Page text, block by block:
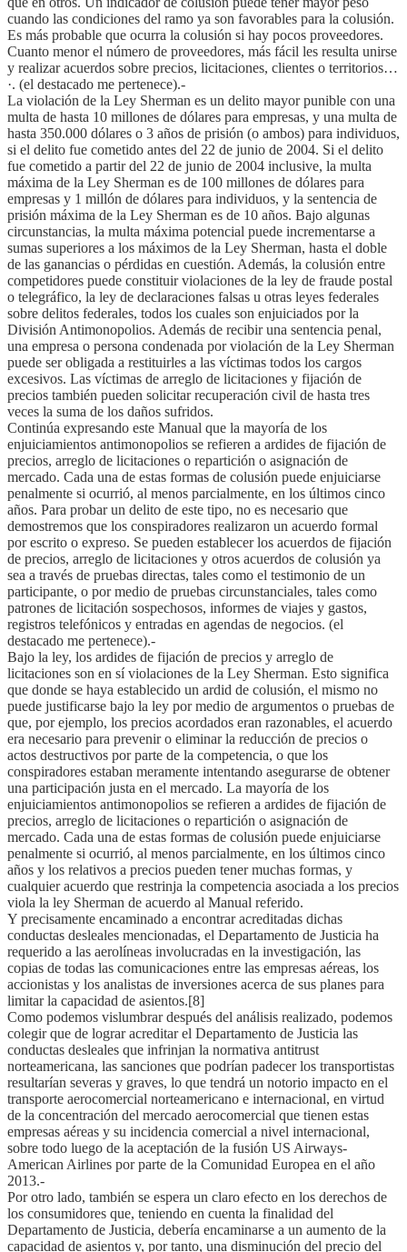
cuando las condiciones del ramo ya son favorables para la colusión.
Es más probable que ocurra la colusión si hay pocos proveedores.
Cuanto menor el número de proveedores, más fácil les resulta unirse
y realizar acuerdos sobre precios, licitaciones, clientes o territorios…
·. (el destacado me pertenece).-
La violación de la Ley Sherman es un delito mayor punible con una
multa de hasta 10 millones de dólares para empresas, y una multa de
hasta 350.000 dólares o 3 años de prisión (o ambos) para individuos,
si el delito fue cometido antes del 22 de junio de 2004. Si el delito
fue cometido a partir del 22 de junio de 2004 inclusive, la multa
máxima de la Ley Sherman es de 100 millones de dólares para
empresas y 1 millón de dólares para individuos, y la sentencia de
prisión máxima de la Ley Sherman es de 10 años. Bajo algunas
circunstancias, la multa máxima potencial puede incrementarse a
sumas superiores a los máximos de la Ley Sherman, hasta el doble
de las ganancias o pérdidas en cuestión. Además, la colusión entre
competidores puede constituir violaciones de la ley de fraude postal
o telegráfico, la ley de declaraciones falsas u otras leyes federales
sobre delitos federales, todos los cuales son enjuiciados por la
División Antimonopolios. Además de recibir una sentencia penal,
una empresa o persona condenada por violación de la Ley Sherman
puede ser obligada a restituirles a las víctimas todos los cargos
excesivos. Las víctimas de arreglo de licitaciones y fijación de
precios también pueden solicitar recuperación civil de hasta tres
veces la suma de los daños sufridos.
Continúa expresando este Manual que la mayoría de los
enjuiciamientos antimonopolios se refieren a ardides de fijación de
precios, arreglo de licitaciones o repartición o asignación de
mercado. Cada una de estas formas de colusión puede enjuiciarse
penalmente si ocurrió, al menos parcialmente, en los últimos cinco
años. Para probar un delito de este tipo, no es necesario que
demostremos que los conspiradores realizaron un acuerdo formal
por escrito o expreso. Se pueden establecer los acuerdos de fijación
de precios, arreglo de licitaciones y otros acuerdos de colusión ya
sea a través de pruebas directas, tales como el testimonio de un
participante, o por medio de pruebas circunstanciales, tales como
patrones de licitación sospechosos, informes de viajes y gastos,
registros telefónicos y entradas en agendas de negocios. (el
destacado me pertenece).-
Bajo la ley, los ardides de fijación de precios y arreglo de
licitaciones son en sí violaciones de la Ley Sherman. Esto significa
que donde se haya establecido un ardid de colusión, el mismo no
puede justificarse bajo la ley por medio de argumentos o pruebas de
que, por ejemplo, los precios acordados eran razonables, el acuerdo
era necesario para prevenir o eliminar la reducción de precios o
actos destructivos por parte de la competencia, o que los
conspiradores estaban meramente intentando asegurarse de obtener
una participación justa en el mercado. La mayoría de los
enjuiciamientos antimonopolios se refieren a ardides de fijación de
precios, arreglo de licitaciones o repartición o asignación de
mercado. Cada una de estas formas de colusión puede enjuiciarse
penalmente si ocurrió, al menos parcialmente, en los últimos cinco
años y los relativos a precios pueden tener muchas formas, y
cualquier acuerdo que restrinja la competencia asociada a los precios
viola la ley Sherman de acuerdo al Manual referido.
Y precisamente encaminado a encontrar acreditadas dichas
conductas desleales mencionadas, el Departamento de Justicia ha
requerido a las aerolíneas involucradas en la investigación, las
copias de todas las comunicaciones entre las empresas aéreas, los
accionistas y los analistas de inversiones acerca de sus planes para
limitar la capacidad de asientos.[8]
Como podemos vislumbrar después del análisis realizado, podemos
colegir que de lograr acreditar el Departamento de Justicia las
conductas desleales que infrinjan la normativa antitrust
norteamericana, las sanciones que podrían padecer los transportistas
resultarían severas y graves, lo que tendrá un notorio impacto en el
transporte aerocomercial norteamericano e internacional, en virtud
de la concentración del mercado aerocomercial que tienen estas
empresas aéreas y su incidencia comercial a nivel internacional,
sobre todo luego de la aceptación de la fusión US Airways-
American Airlines por parte de la Comunidad Europea en el año
2013.-
Por otro lado, también se espera un claro efecto en los derechos de
los consumidores que, teniendo en cuenta la finalidad del
Departamento de Justicia, debería encaminarse a un aumento de la
capacidad de asientos y, por tanto, una disminución del precio del